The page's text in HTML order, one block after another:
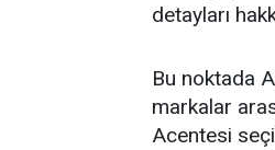
detayları
Bu noktada
markalar
Acentesi